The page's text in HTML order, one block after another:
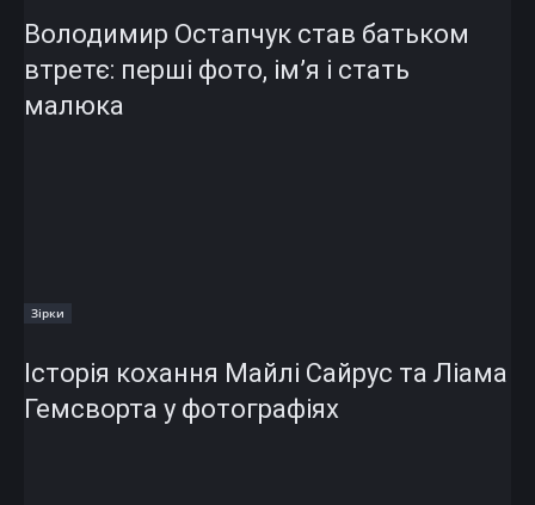
Володимир Остапчук став батьком
втретє: перші фото, ім’я і стать
малюка
Зірки
Історія кохання Майлі Сайрус та Ліама
Гемсворта у фотографіях